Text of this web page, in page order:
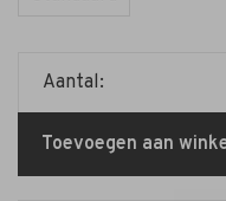
Aantal:
Toevoegen aan